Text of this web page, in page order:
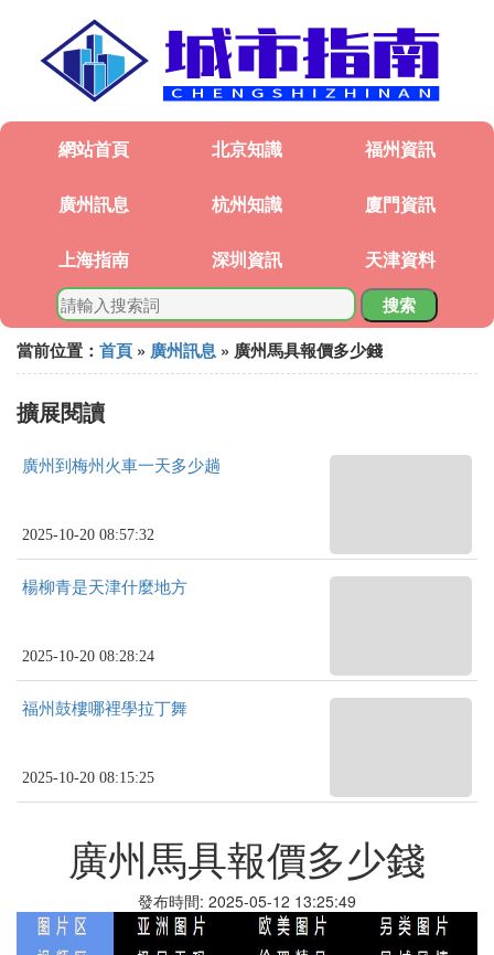
網站首頁 北京知識 福州資訊
廣州訊息 杭州知識 廈門資訊
上海指南 深圳資訊 天津資料
搜索
當前位置： 首頁 » 廣州訊息 » 廣州馬具報價多少錢
擴展閱讀
廣州到梅州火車一天多少趟
2025-10-20 08:57:32
楊柳青是天津什麼地方
2025-10-20 08:28:24
福州鼓樓哪裡學拉丁舞
2025-10-20 08:15:25
廣州馬具報價多少錢
發布時間: 2025-05-12 13:25:49